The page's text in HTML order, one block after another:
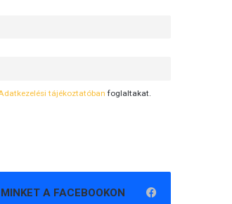
tájékoztatóban foglaltakat.
A FACEBOOKON